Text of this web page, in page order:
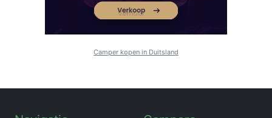
Camper kopen in Duitsland